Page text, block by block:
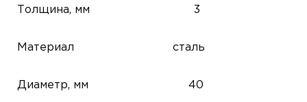
Толщина, мм 3
Материал сталь
Диаметр, мм 40